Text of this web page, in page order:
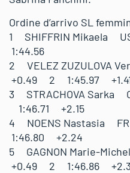
Ordine d’arrivo SL
1 SHIFFRIN Mikaela
1:44.56
2 VELEZ ZUZULOVA
+0.49 2 1:45.97
3 STRACHOVA
1:46.71 +2.15
4 NOENS Nastasia
1:46.80 +2.24
5 GAGNON Marie-
+0.49 2 1:46.86